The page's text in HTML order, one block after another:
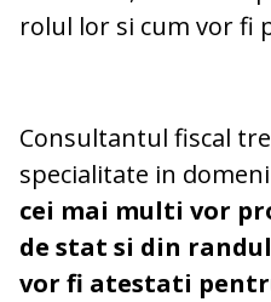
rolul lor si cum vor fi
Consultantul fiscal
specialitate in
cei mai multi vor
de stat si din
vor fi atestati